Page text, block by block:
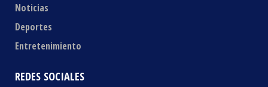
Noticias
Deportes
Entretenimiento
REDES SOCIALES